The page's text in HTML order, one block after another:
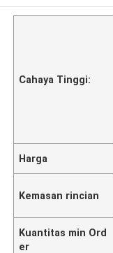
Cahaya Tinggi:
Harga
Kemasan rincian
Kuantitas min Ord
er